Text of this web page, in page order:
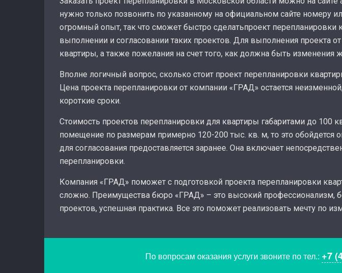
нужно только позвонить по указанному на официальном сайте номеру
огромный опыт, так что сможет быстро сделатьпроект
выполнении и согласовании таких проектов. Для выполнения проекта
квартиры, а также пожелания на счет того, как должна быть изменения
Вполне логичный вопрос, сколько стоит проект перепланировки
Цена проекта перепланировки от компании «ГРАД» остается
короткие сроки.
Стоимость проектов перепланировки для квартиры габаритами до 100
помещение по размерам примерно 120-200 тыс. кв. м, то это обойдется
для согласования предоставляется заранее. Она включает
перепланировки.
Компания «ГРАД» поможет с подготовкой проекта перепланировки
сложно. Преимущества бюро «ГРАД» – это высокий профессионализм,
проектов, успешная практика. Все это поможет реализовать мечту по
По вопросам оказания услуги звоните по тел.: +7